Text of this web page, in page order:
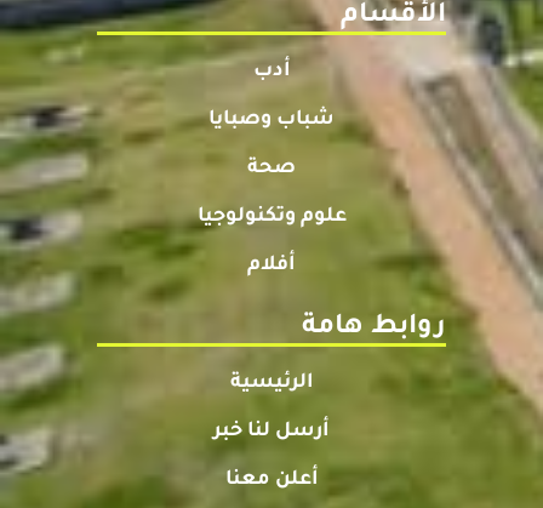
الأقسام
أدب
شباب وصبايا
صحة
علوم وتكنولوجيا
أفلام
روابط هامة
الرئيسية
أرسل لنا خبر
أعلن معنا